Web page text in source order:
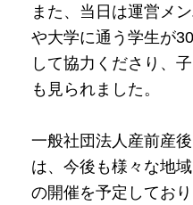
また、当日は運営メ
や大学に通う学生が
して協力くださり、
も見られました。
一般社団法人産前産
は、今後も様々な地
の開催を予定しており